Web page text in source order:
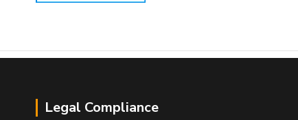
Legal Compliance